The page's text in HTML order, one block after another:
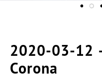
2020-03-12
Corona